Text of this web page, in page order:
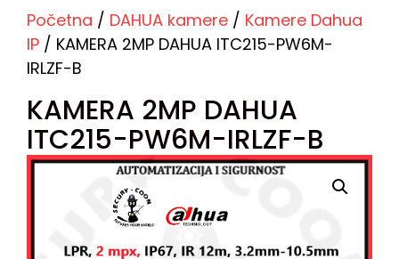
Početna / DAHUA kamere / Kamere Dahua
IP / KAMERA 2MP DAHUA ITC215-PW6M-
IRLZF-B
KAMERA 2MP DAHUA
ITC215-PW6M-IRLZF-B